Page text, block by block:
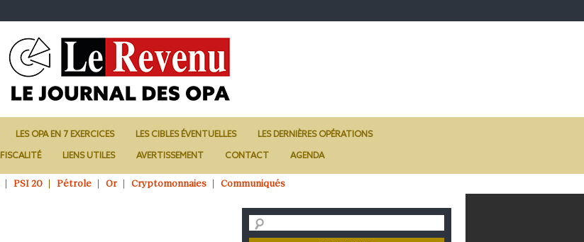
LES OPA EN 7 EXERCICES LES CIBLES ÉVENTUELLES LES DERNIÈRES OPÉRATIONS
FISCALITÉ LIENS UTILES AVERTISSEMENT CONTACT AGENDA
PSI 20 Pétrole Or Cryptomonnaies Communiqués